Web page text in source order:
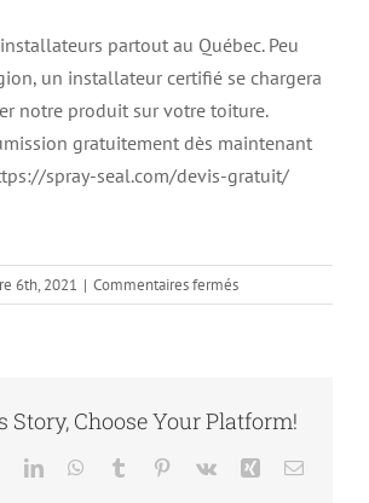
partout au Québec. Peu
un installateur certifié se chargera
notre produit sur votre toiture.
gratuitement dès maintenant
spray-seal.com/devis-gratuit/
6th, 2021 | Commentaires ferméssur
Quelles
desservies
par
votre
Story, Choose Your Platform!
LinkedInWhatsApp
Tumblr Pinterest
Vk Xing Email